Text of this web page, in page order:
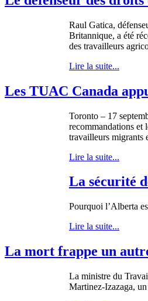
Raul Gatica,
Britannique, a été
des travailleurs
Lire la suite...
Les TUAC Canada
Toronto – 17
recommandations et
travailleurs migrants
Lire la suite...
La sécurité
Pourquoi l’Alberta
Lire la suite...
La mort frappe un
La ministre du
Martinez-Izazaga, un